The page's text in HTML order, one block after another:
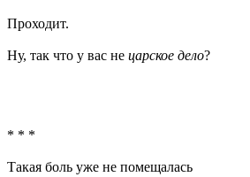
Проходит.
Ну, так что у вас не царское дело?
* * *
Такая боль уже не помещалась